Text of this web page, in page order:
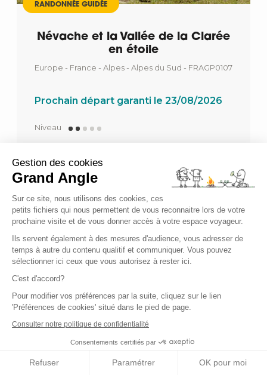
Gestion des cookies
Grand Angle
Sur ce site, nous utilisons des cookies, ces
petits fichiers qui nous permettent de vous reconnaitre lors de votre
prochaine visite et de vous donner accès à votre espace voyageur.
Ils servent également à des mesures d'audience, vous adresser de
temps à autre du contenu qualitif et communiquer. Vous pouvez
sélectionner ici ceux que vous autorisez à rester ici.
C'est d'accord?
Pour modifier vos préférences par la suite, cliquez sur le lien
'Préférences de cookies' situé dans le pied de page.
Consulter notre politique de confidentialité
Consentements certifiés par
Refuser Paramétrer OK pour moi
RANDONNÉE GUIDÉE
Névache et la Vallée de la Clarée
en étoile
Europe - France - Alpes - Alpes du Sud - FRAGP0107
Prochain départ garanti le 23/08/2026
Niveau
à partir de 935,00 €